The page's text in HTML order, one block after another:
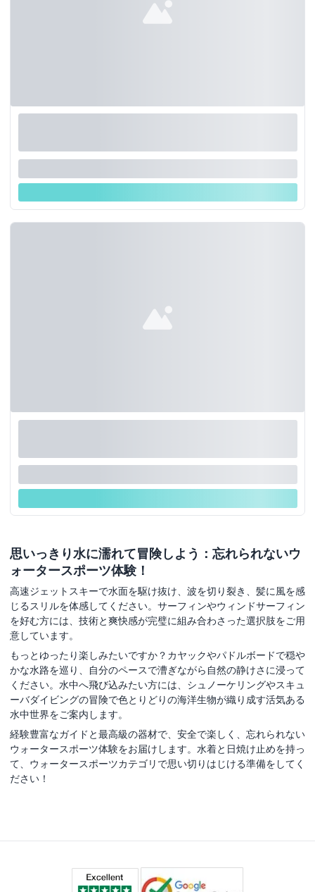
思いっきり水に濡れて冒険しよう：忘れられないウ
ォータースポーツ体験！
高速ジェットスキーで水面を駆け抜け、波を切り裂き、髪に風を感
じるスリルを体感してください。サーフィンやウィンドサーフィン
を好む方には、技術と爽快感が完璧に組み合わさった選択肢をご用
意しています。
もっとゆったり楽しみたいですか？カヤックやパドルボードで穏や
かな水路を巡り、自分のペースで漕ぎながら自然の静けさに浸って
ください。水中へ飛び込みたい方には、シュノーケリングやスキュ
ーバダイビングの冒険で色とりどりの海洋生物が織り成す活気ある
水中世界をご案内します。
経験豊富なガイドと最高級の器材で、安全で楽しく、忘れられない
ウォータースポーツ体験をお届けします。水着と日焼け止めを持っ
て、ウォータースポーツカテゴリで思い切りはじける準備をしてく
ださい！